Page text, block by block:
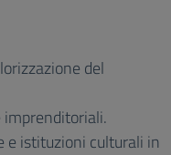
del
imprenditoriali.
e istituzioni culturali in